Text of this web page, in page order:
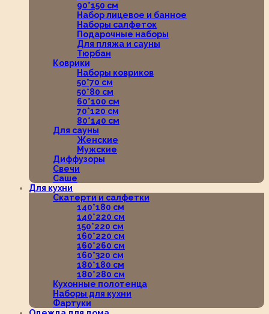
90*150 см
Набор лицевое и банное
Наборы салфеток
Подарочные наборы
Для пляжа и сауны
Тюрбан
Коврики
Наборы ковриков
50*70 см
50*80 см
60*100 см
70*120 см
80*140 см
Для сауны
Женские
Мужские
Диффузоры
Свечи
Саше
Для кухни
Скатерти и салфетки
140*180 см
140*220 см
150*220 см
160*220 см
160*260 см
160*320 см
180*180 см
180*280 см
Кухонные полотенца
Наборы для кухни
Фартуки